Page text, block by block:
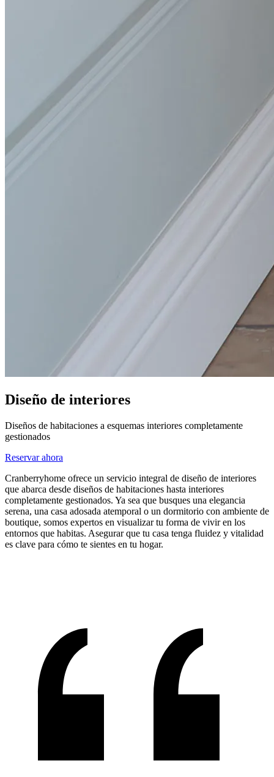
Diseño de interiores
Diseños de habitaciones a esquemas interiores completamente
gestionados
Reservar ahora
Cranberryhome ofrece un servicio integral de diseño de interiores
que abarca desde diseños de habitaciones hasta interiores
completamente gestionados. Ya sea que busques una elegancia
serena, una casa adosada atemporal o un dormitorio con ambiente de
boutique, somos expertos en visualizar tu forma de vivir en los
entornos que habitas. Asegurar que tu casa tenga fluidez y vitalidad
es clave para cómo te sientes en tu hogar.